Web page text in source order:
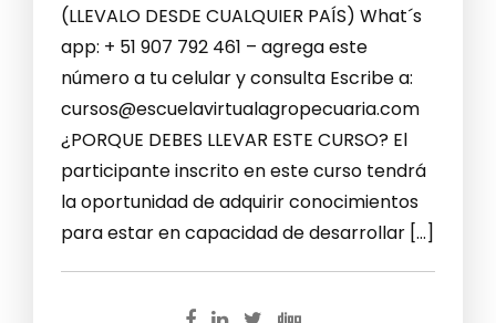
(LLEVALO DESDE CUALQUIER PAÍS) What´s
app: + 51 907 792 461 – agrega este
número a tu celular y consulta Escribe a:
cursos@escuelavirtualagropecuaria.com
¿PORQUE DEBES LLEVAR ESTE CURSO? El
participante inscrito en este curso tendrá
la oportunidad de adquirir conocimientos
para estar en capacidad de desarrollar […]